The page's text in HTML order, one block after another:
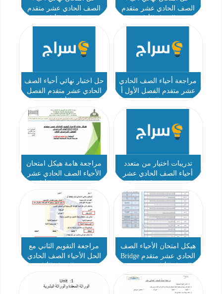
الصف الحادي عشر متقدم
الصف الحادي عشر متقدم
مراجعة أحياء الصف الحادي
عشر متقدم الفصل الأول أ
حل اختبار نهائي أحياء الصف
الحادي عشر متقدم الفصل
تدريبات اختيار من متعدد
أحياء الصف الحادي عشر
مراجعة هامة هيكل امتحان
الأحياء الصف الحادي عشر
هيكل امتحان الأحياء الصف
الحادي عشر متقدم Bridge
مراجعة التقويم الثاني مع
الحل الأحياء الصف الحادي